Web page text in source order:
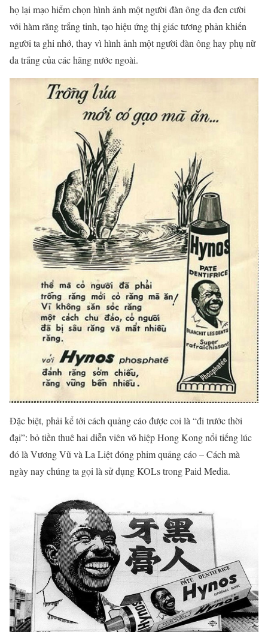
họ lại mạo hiểm chọn hình ảnh một người đàn ông da đen cười
với hàm răng trắng tinh, tạo hiệu ứng thị giác tương phản khiến
người ta ghi nhớ, thay vì hình ảnh một người đàn ông hay phụ nữ
da trắng của các hãng nước ngoài.
Đặc biệt, phải kể tới cách quảng cáo được coi là “đi trước thời
đại”: bỏ tiền thuê hai diễn viên võ hiệp Hong Kong nổi tiếng lúc
đó là Vương Vũ và La Liệt đóng phim quảng cáo – Cách mà
ngày nay chúng ta gọi là sử dụng KOLs trong Paid Media.